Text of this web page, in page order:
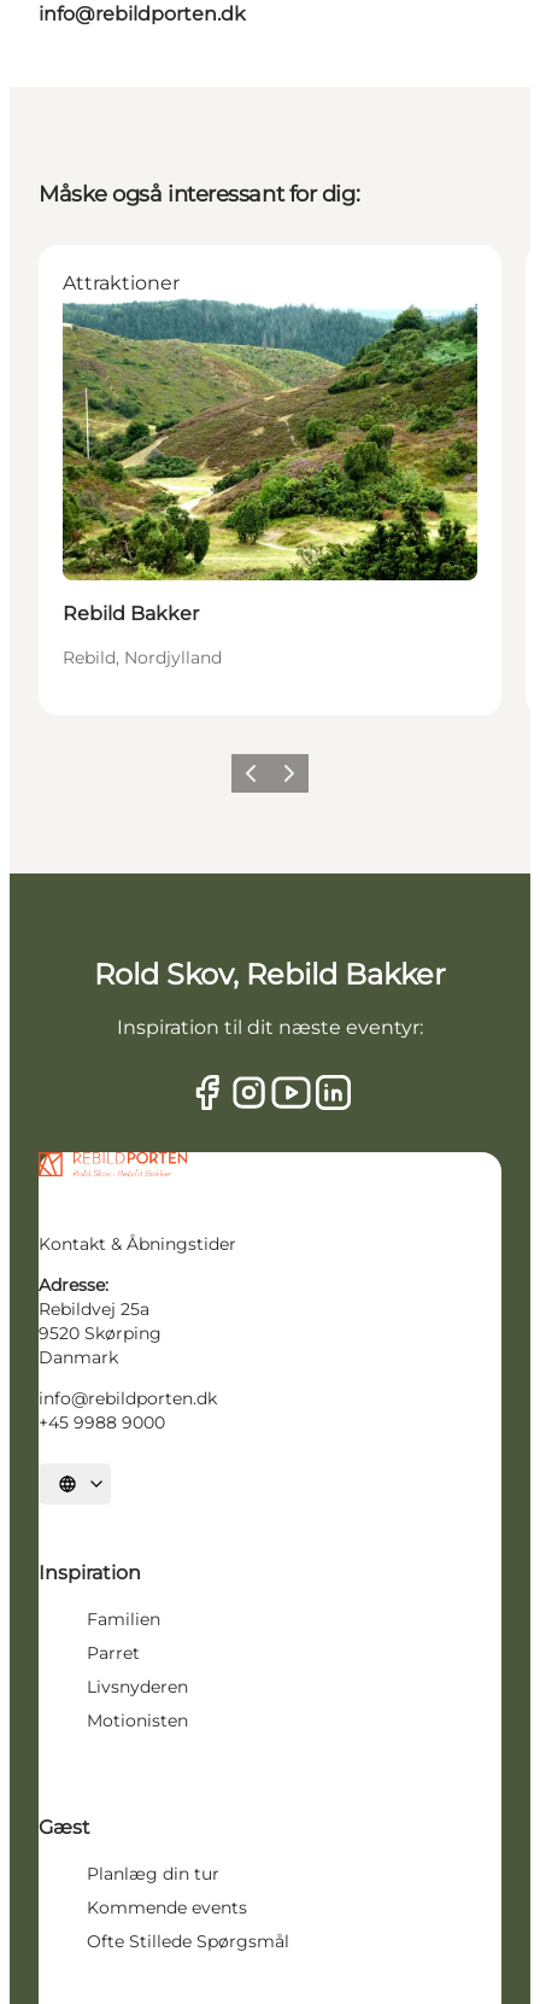
info@rebildporten.dk
Måske også interessant for dig:
Attraktioner
Rebild Bakker
Rebild, Nordjylland
Forrige billede
Næste billede
Rold Skov, Rebild Bakker
Inspiration til dit næste eventyr:
Kontakt & Åbningstider
Adresse:
Rebildvej 25a
9520 Skørping
Danmark
info@rebildporten.dk
+45 9988 9000
Vælg sprog
Inspiration
Familien
Parret
Livsnyderen
Motionisten
Gæst
Planlæg din tur
Kommende events
Ofte Stillede Spørgsmål